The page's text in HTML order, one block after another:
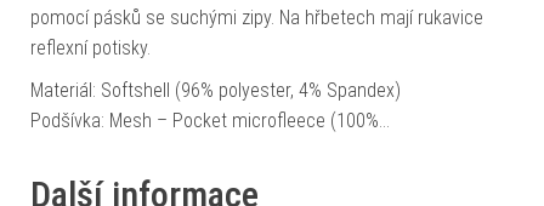
pomocí pásků se suchými zipy. Na hřbetech mají rukavice
reflexní potisky.
Materiál: Softshell (96% polyester, 4% Spandex)
Podšívka: Mesh – Pocket microfleece (100%…
Další informace